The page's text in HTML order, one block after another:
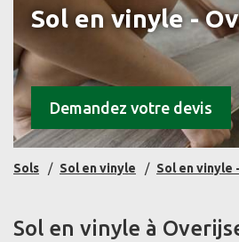
Sol en vinyle -
Demandez votre devis
Sols Sol en vinyle Sol en vinyle
Sol en vinyle à